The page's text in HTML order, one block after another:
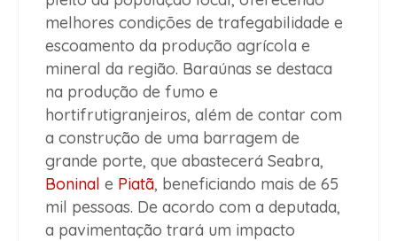
melhores condições de trafegabilidade e
escoamento da produção agrícola e
mineral da região. Baraúnas se destaca
na produção de fumo e
hortifrutigranjeiros, além de contar com
a construção de uma barragem de
grande porte, que abastecerá Seabra,
Boninal e Piatã, beneficiando mais de 65
mil pessoas. De acordo com a deputada,
a pavimentação trará um impacto